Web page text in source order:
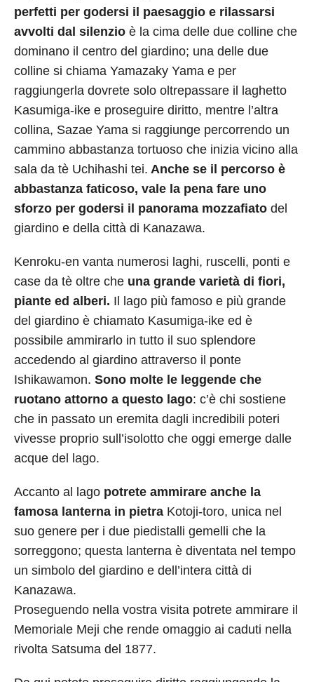
perfetti per godersi il paesaggio e rilassarsi
avvolti dal silenzio è la cima delle due colline che
dominano il centro del giardino; una delle due
colline si chiama Yamazaky Yama e per
raggiungerla dovrete solo oltrepassare il laghetto
Kasumiga-ike e proseguire diritto, mentre l’altra
collina, Sazae Yama si raggiunge percorrendo un
cammino abbastanza tortuoso che inizia vicino alla
sala da tè Uchihashi tei. Anche se il percorso è
abbastanza faticoso, vale la pena fare uno
sforzo per godersi il panorama mozzafiato del
giardino e della città di Kanazawa.
Kenroku-en vanta numerosi laghi, ruscelli, ponti e
case da tè oltre che una grande varietà di fiori,
piante ed alberi. Il lago più famoso e più grande
del giardino è chiamato Kasumiga-ike ed è
possibile ammirarlo in tutto il suo splendore
accedendo al giardino attraverso il ponte
Ishikawamon. Sono molte le leggende che
ruotano attorno a questo lago: c’è chi sostiene
che in passato un eremita dagli incredibili poteri
vivesse proprio sull’isolotto che oggi emerge dalle
acque del lago.
Accanto al lago potrete ammirare anche la
famosa lanterna in pietra Kotoji-toro, unica nel
suo genere per i due piedistalli gemelli che la
sorreggono; questa lanterna è diventata nel tempo
un simbolo del giardino e dell’intera città di
Kanazawa.
Proseguendo nella vostra visita potrete ammirare il
Memoriale Meji che rende omaggio ai caduti nella
rivolta Satsuma del 1877.